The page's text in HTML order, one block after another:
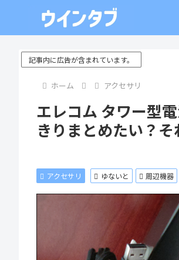
記事内に広告が含まれています。
ホーム アクセサリ
エレコム タワー型
きりまとめたい？
アクセサリ ゆないと 周辺機器